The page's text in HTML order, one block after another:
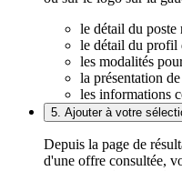
le détail du poste
le détail du profil
les modalités
la présentation
les informations
5. Ajouter à votre
Depuis la page de
d'une offre consultée,